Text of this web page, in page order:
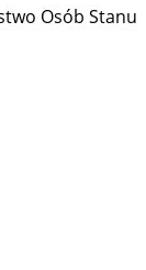
Osób Stanu